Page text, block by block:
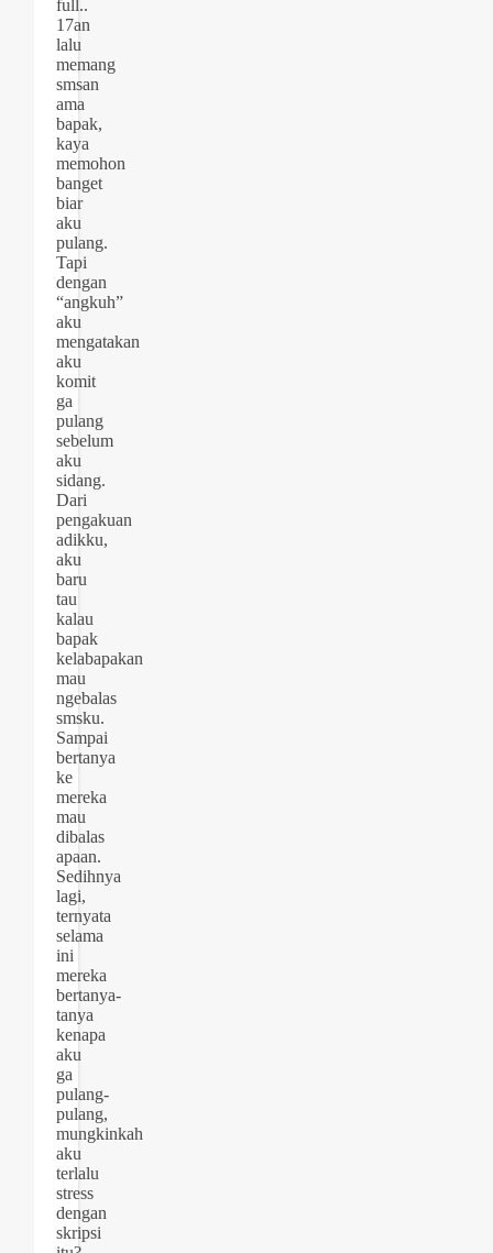
full..
17an
lalu
memang
smsan
ama
bapak,
kaya
memohon
banget
biar
aku
pulang.
Tapi
dengan
“angkuh”
aku
mengatakan
aku
komit
ga
pulang
sebelum
aku
sidang.
Dari
pengakuan
adikku,
aku
baru
tau
kalau
bapak
kelabapakan
mau
ngebalas
smsku.
Sampai
bertanya
ke
mereka
mau
dibalas
apaan.
Sedihnya
lagi,
ternyata
selama
ini
mereka
bertanya-
tanya
kenapa
aku
ga
pulang-
pulang,
mungkinkah
aku
terlalu
stress
dengan
skripsi